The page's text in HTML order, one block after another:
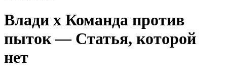
Влади х Команда против
пыток — Статья, которой
нет